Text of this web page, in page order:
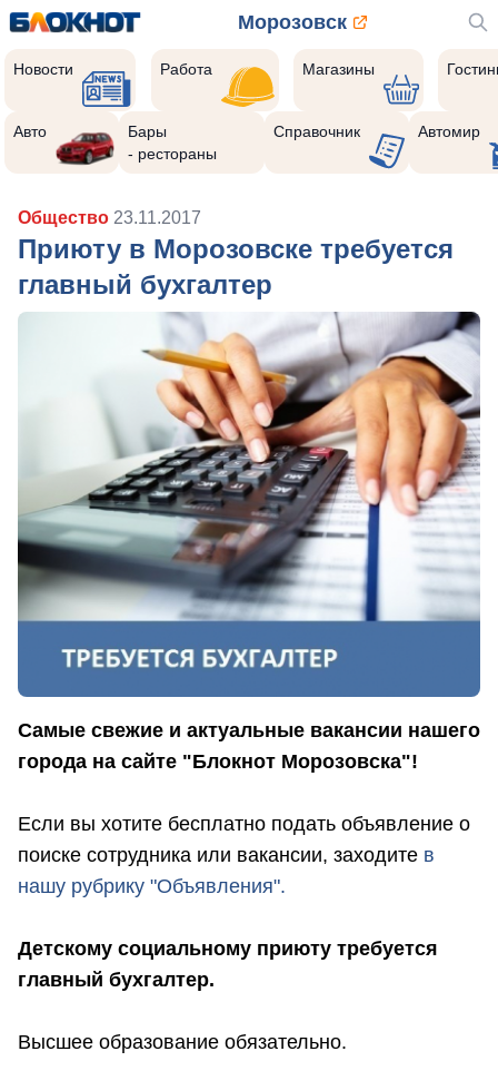
Морозовск
Новости Работа Магазины
Авто
Бары
- рестораны
Справочник Автомир
Общество 23.11.2017
Приюту в Морозовске требуется
главный бухгалтер
Самые свежие и актуальные вакансии нашего
города на сайте "Блокнот Морозовска"!
Если вы хотите бесплатно подать объявление о
поиске сотрудника или вакансии, заходите в
нашу рубрику "Объявления".
Детскому социальному приюту требуется
главный бухгалтер.
Высшее образование обязательно.